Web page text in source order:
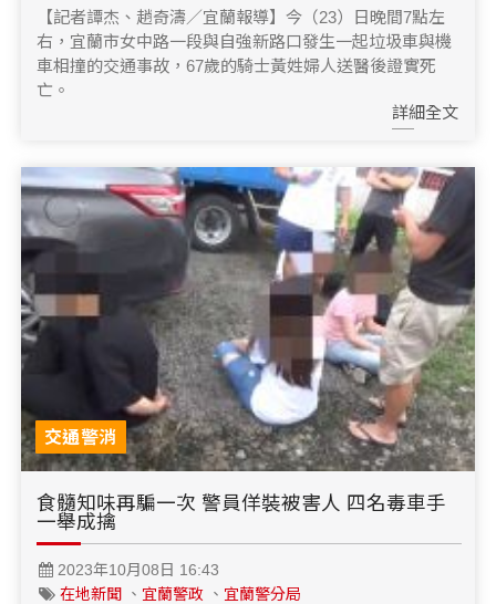
【記者譚杰、趙奇濤／宜蘭報導】今（23）日晚間7點左
右，宜蘭市女中路一段與自強新路口發生一起垃圾車與機
車相撞的交通事故，67歲的騎士黃姓婦人送醫後證實死
亡。
詳細全文
交通警消
食髓知味再騙一次 警員佯裝被害人 四名毒車手
一舉成擒
2023年10月08日 16:43
在地新聞
、 宜蘭警政 、 宜蘭警分局